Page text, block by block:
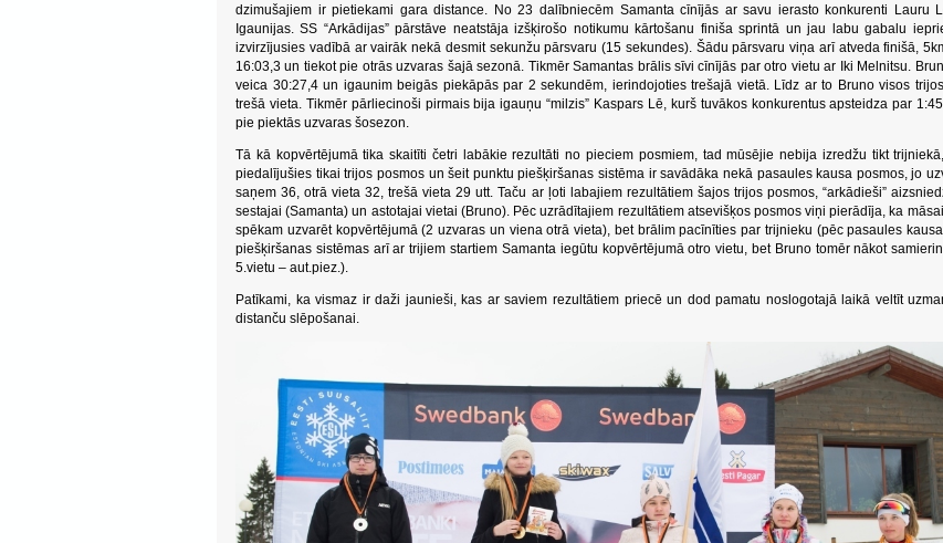
dzimušajiem ir pietiekami gara distance. No 23 dalībniecēm Samanta cīnījās ar savu ierasto konkurenti Lauru
Igaunijas. SS “Arkādijas” pārstāve neatstāja izšķirošo notikumu kārtošanu finiša sprintā un jau labu gabalu
izvirzījusies vadībā ar vairāk nekā desmit sekunžu pārsvaru (15 sekundes). Šādu pārsvaru viņa arī atveda finišā,
16:03,3 un tiekot pie otrās uzvaras šajā sezonā. Tikmēr Samantas brālis sīvi cīnījās par otro vietu ar Iki Melnitsu.
veica 30:27,4 un igaunim beigās piekāpās par 2 sekundēm, ierindojoties trešajā vietā. Līdz ar to Bruno visos
trešā vieta. Tikmēr pārliecinoši pirmais bija igauņu “milzis” Kaspars Lē, kurš tuvākos konkurentus apsteidza par
pie piektās uzvaras šosezon.
Tā kā kopvērtējumā tika skaitīti četri labākie rezultāti no pieciem posmiem, tad mūsējie nebija izredžu tikt
piedalījušies tikai trijos posmos un šeit punktu piešķiršanas sistēma ir savādāka nekā pasaules kausa posmos, jo
saņem 36, otrā vieta 32, trešā vieta 29 utt. Taču ar ļoti labajiem rezultātiem šajos trijos posmos, “arkādieši”
sestajai (Samanta) un astotajai vietai (Bruno). Pēc uzrādītajiem rezultātiem atsevišķos posmos viņi pierādīja, ka
spēkam uzvarēt kopvērtējumā (2 uzvaras un viena otrā vieta), bet brālim pacīnīties par trijnieku (pēc pasaules
piešķiršanas sistēmas arī ar trijiem startiem Samanta iegūtu kopvērtējumā otro vietu, bet Bruno tomēr nākot
5.vietu – aut.piez.).
Patīkami, ka vismaz ir daži jaunieši, kas ar saviem rezultātiem priecē un dod pamatu noslogotajā laikā veltīt
distanču slēpošanai.